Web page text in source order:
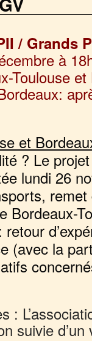
/ Grands
à
Toulouse
et
? Le
lundi 26
remet
Bordeaux-
: retour
(avec la
:
suivie d’un